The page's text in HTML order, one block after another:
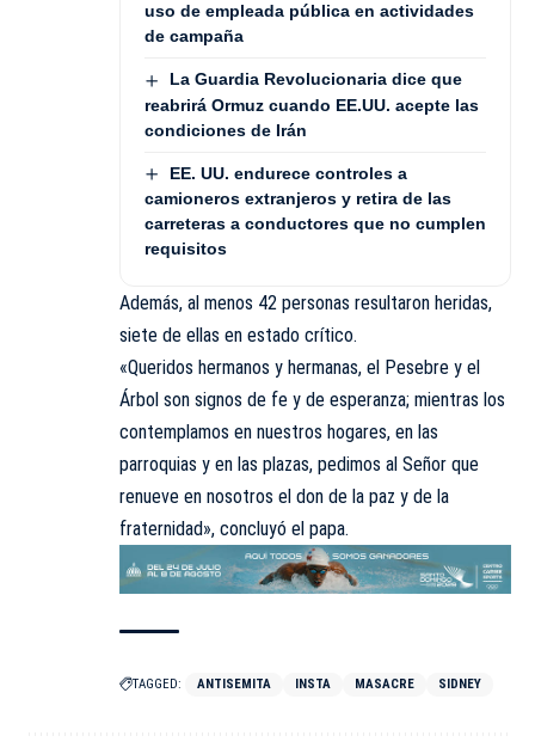
uso de empleada pública en actividades
de campaña
La Guardia Revolucionaria dice que
reabrirá Ormuz cuando EE.UU. acepte las
condiciones de Irán
EE. UU. endurece controles a
camioneros extranjeros y retira de las
carreteras a conductores que no cumplen
requisitos
Además, al menos 42 personas resultaron heridas,
siete de ellas en estado crítico.
«Queridos hermanos y hermanas, el Pesebre y el
Árbol son signos de fe y de esperanza; mientras los
contemplamos en nuestros hogares, en las
parroquias y en las plazas, pedimos al Señor que
renueve en nosotros el don de la paz y de la
fraternidad», concluyó el papa.
TAGGED: ANTISEMITA INSTA MASACRE SIDNEY